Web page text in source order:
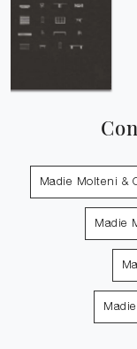
Madie Molteni &
Madie